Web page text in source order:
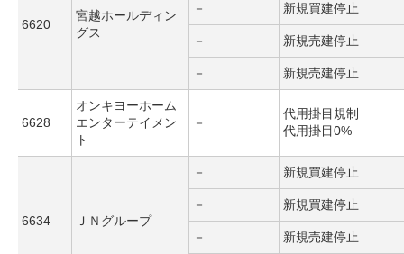
6620
宮越ホールディン
グス
－ 新規買建停止
－ 新規売建停止
－ 新規売建停止
6628
オンキヨーホーム
エンターテイメン
ト
－
代用掛目規制
代用掛目0%
6634 ＪＮグループ
－ 新規買建停止
－ 新規買建停止
－ 新規売建停止